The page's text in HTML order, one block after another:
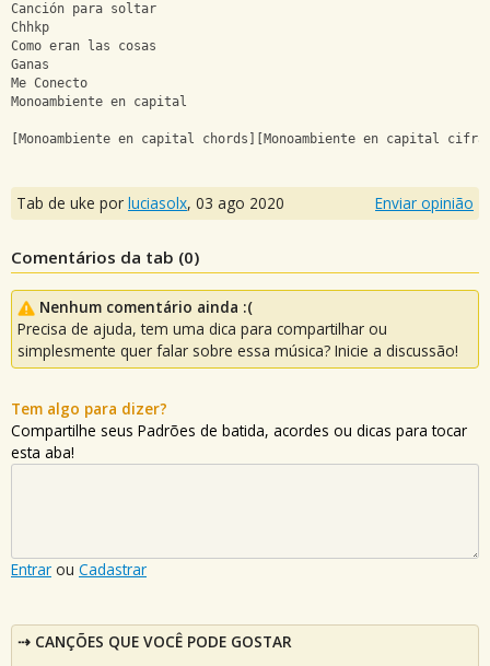
Canción para soltar
Chhkp
Como eran las cosas
Ganas
Me Conecto
Monoambiente en capital
[Monoambiente en capital chords][Monoambiente en capital
Tab de uke por luciasolx, 03 ago 2020 Enviar opinião
Comentários da tab (0)
Nenhum comentário ainda :(
Precisa de ajuda, tem uma dica para compartilhar ou
simplesmente quer falar sobre essa música? Inicie a discussão!
Tem algo para dizer?
Compartilhe seus Padrões de batida, acordes ou dicas para tocar
esta aba!
Entrar ou Cadastrar
CANÇÕES QUE VOCÊ PODE GOSTAR